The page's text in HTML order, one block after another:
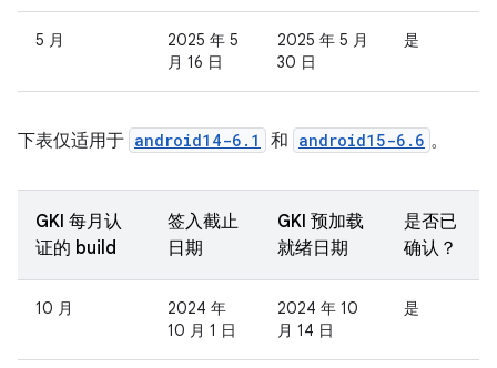
5 月
2025 年 5
月 16 日
2025 年 5 月
30 日
是
下表仅适用于 android14-6.1 和 android15-6.6 。
GKI 每月认
证的 build
签入截止
日期
GKI 预加载
就绪日期
是否已
确认？
10 月
2024 年
10 月 1 日
2024 年 10
月 14 日
是